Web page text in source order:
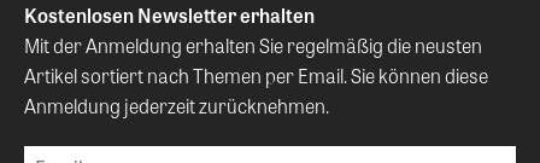
Kostenlosen Newsletter erhalten
Mit der Anmeldung erhalten Sie regelmäßig die neusten
Artikel sortiert nach Themen per Email. Sie können diese
Anmeldung jederzeit zurücknehmen.